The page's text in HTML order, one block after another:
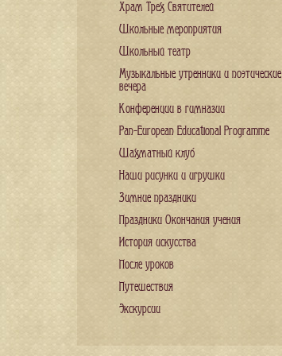
Храм Трех Святителей
Школьные мероприятия
Школьный театр
Музыкальные утренники и поэтические
вечера
Конференции в гимназии
Pan-European Educational Programme
Шахматный клуб
Наши рисунки и игрушки
Зимние праздники
Праздники Окончания учения
История искусства
После уроков
Путешествия
Экскурсии